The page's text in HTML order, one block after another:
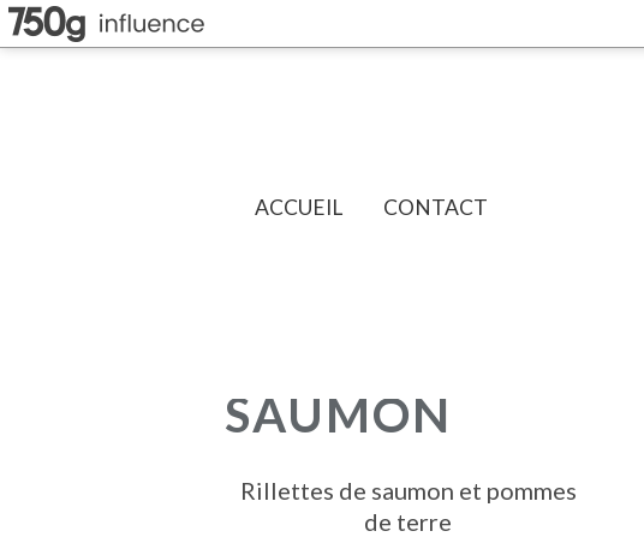
ACCUEIL CONTACT
SAUMON
Rillettes de saumon et pommes
de terre